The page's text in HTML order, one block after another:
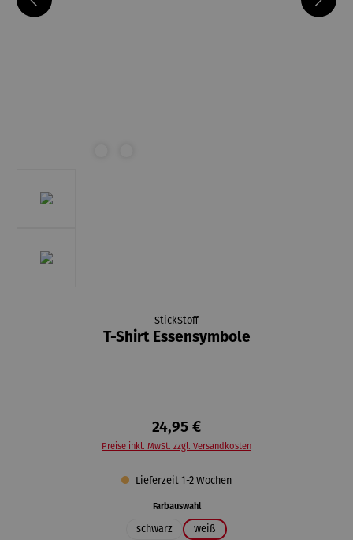
StickStoff
T-Shirt Essensymbole
24,95 €
Preise inkl. MwSt. zzgl. Versandkosten
Lieferzeit 1-2 Wochen
Farbauswahlauswählen
schwarz weiß